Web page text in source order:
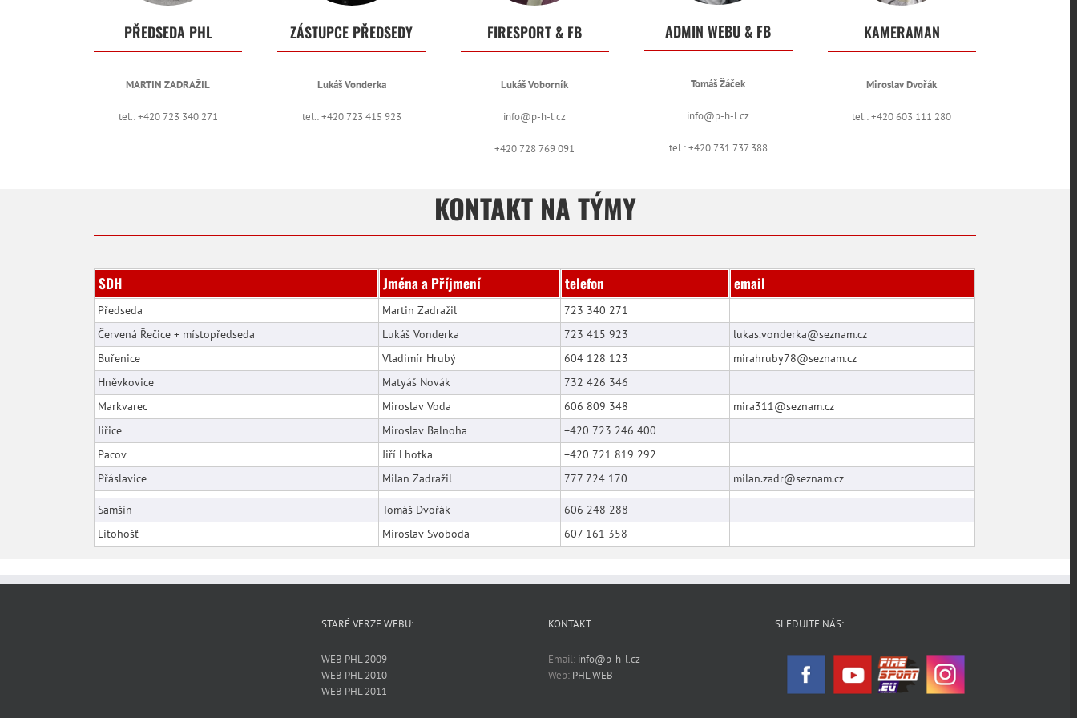
PŘEDSEDA PHL
MARTIN ZADRAŽIL
tel.: +420 723 340 271
ZÁSTUPCE PŘEDSEDY
Lukáš Vonderka
tel.: +420 723 415 923
FIRESPORT & FB
Lukáš Voborník
info@p-h-l.cz
+420 728 769 091
ADMIN WEBU & FB
Tomáš Žáček
info@p-h-l.cz
tel.: +420 731 737 388
KAMERAMAN
Miroslav Dvořák
tel.: +420 603 111 280
KONTAKT NA TÝMY
SDH Jména a Příjmení telefon email
Předseda Martin Zadražil
723 340 271
Červená Řečice + místopředseda
Lukáš Vonderka 723 415 923
lukas.vonderka@seznam.cz
Buřenice
Vladimír Hrubý 604 128 123
mirahruby78@seznam.cz
Hněvkovice
Matyáš Novák
732 426 346
Markvarec
Miroslav Voda 606 809 348
mira311@seznam.cz
Jiřice
Miroslav Balnoha
‭+420 723 246 400‬
Pacov
Jiří Lhotka
‭+420 721 819 292‬
Přáslavice
Milan Zadražil 777 724 170 milan.zadr@seznam.cz
Samšín Tomáš Dvořák
606 248 288
Litohošť
Miroslav Svoboda 607 161 358
STARÉ VERZE WEBU:
WEB PHL 2009
WEB PHL 2010
WEB PHL 2011
KONTAKT
Email: info@p-h-l.cz
Web: PHL WEB
SLEDUJTE NÁS: